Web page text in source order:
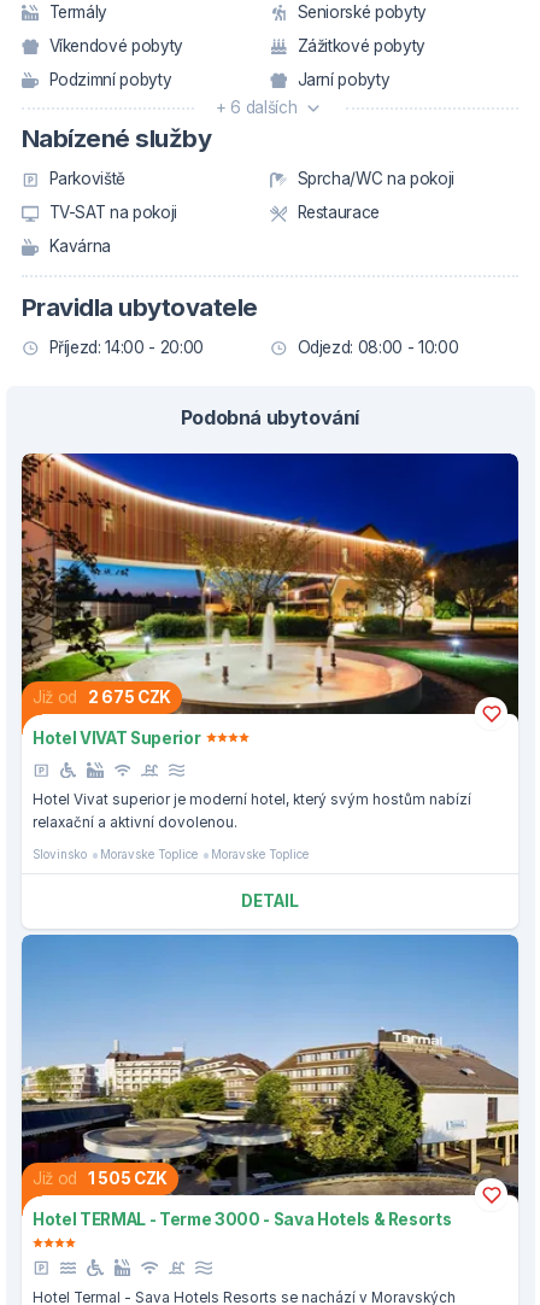
Termály
Seniorské pobyty
Víkendové pobyty
Zážitkové pobyty
Podzimní pobyty
Jarní pobyty
+ 6 dalších
Nabízené služby
Parkoviště
Sprcha/WC na pokoji
TV-SAT na pokoji
Restaurace
Kavárna
Pravidla ubytovatele
Příjezd: 14:00 - 20:00 Odjezd: 08:00 - 10:00
Podobná ubytování
Již od 2 675 CZK
Hotel VIVAT Superior
Hotel Vivat superior je moderní hotel, který svým hostům nabízí
relaxační a aktivní dovolenou.
Slovinsko Moravske Toplice Moravske Toplice
DETAIL
Již od 1 505 CZK
Hotel TERMAL - Terme 3000 - Sava Hotels & Resorts
Hotel Termal - Sava Hotels Resorts se nachází v Moravských